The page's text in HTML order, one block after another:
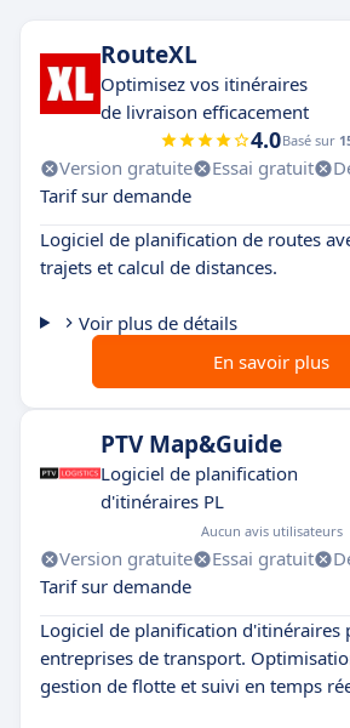
RouteXL
Optimisez vos itinéraires
de livraison efficacement
4.0Basé sur
Version gratuite Essai gratuit
Tarif sur demande
Logiciel de planification de routes
trajets et calcul de distances.
Voir plus de détails
En savoir plus
PTV Map&Guide
Logiciel de planification
d'itinéraires PL
Aucun avis utilisateurs
Version gratuite Essai gratuit
Tarif sur demande
Logiciel de planification d'itinéraires
entreprises de transport.
gestion de flotte et suivi en temps